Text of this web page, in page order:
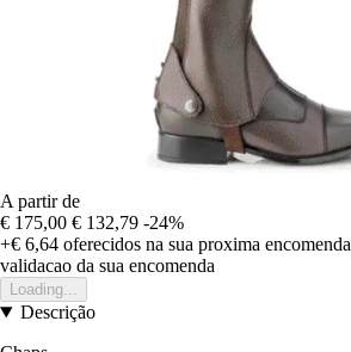
A partir de
€ 175,00 € 132,79 -24%
+€ 6,64 oferecidos na sua proxima encomenda
validacao da sua encomenda
Loading...
Descrição